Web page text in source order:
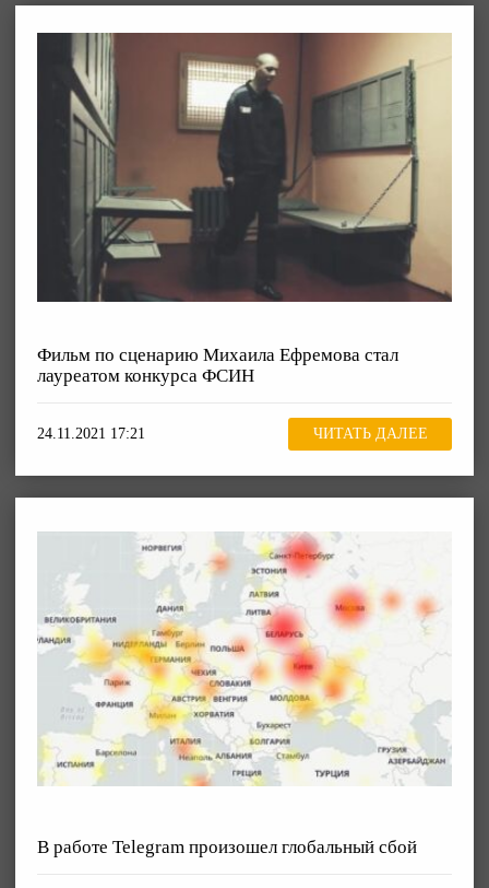
Фильм по сценарию Михаила Ефремова стал
лауреатом конкурса ФСИН
24.11.2021 17:21 ЧИТАТЬ ДАЛЕЕ
В работе Telegram произошел глобальный сбой